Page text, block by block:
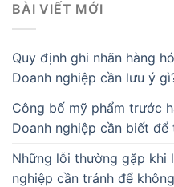
BÀI VIẾT MỚI
Quy định ghi nhãn hàng
Doanh nghiệp cần lưu ý
Công bố mỹ phẩm trước
Doanh nghiệp cần biết
Những lỗi thường gặp khi
nghiệp cần tránh để